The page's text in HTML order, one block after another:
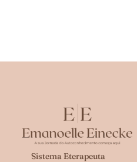
Sistema Eterapeuta